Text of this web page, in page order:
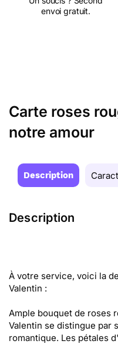
envoi gratuit.
Carte roses
notre amour
Description
Description
À votre service, voici la
Valentin :
Ample bouquet de roses
Valentin se distingue par
romantique. Les pétales